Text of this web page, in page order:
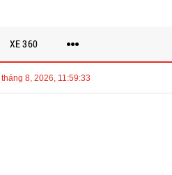
Himel hiện thực hóa tầm nhìn về điện
8, 2026, 11:59:34
XE 360